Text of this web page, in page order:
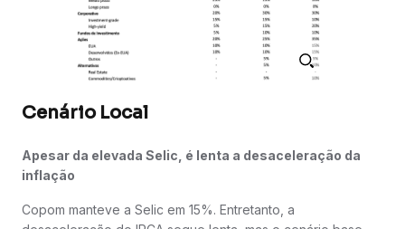
Cenário Local
Apesar da elevada Selic, é lenta a desaceleração da
inflação
Copom manteve a Selic em 15%. Entretanto, a